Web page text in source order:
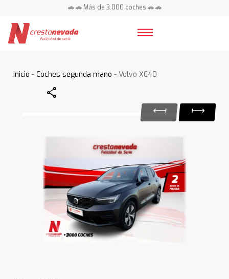
🚗 🚗 Más de 3.000 coches 🚗 🚗
Inicio -Coches segunda mano - Volvo XC40
Share